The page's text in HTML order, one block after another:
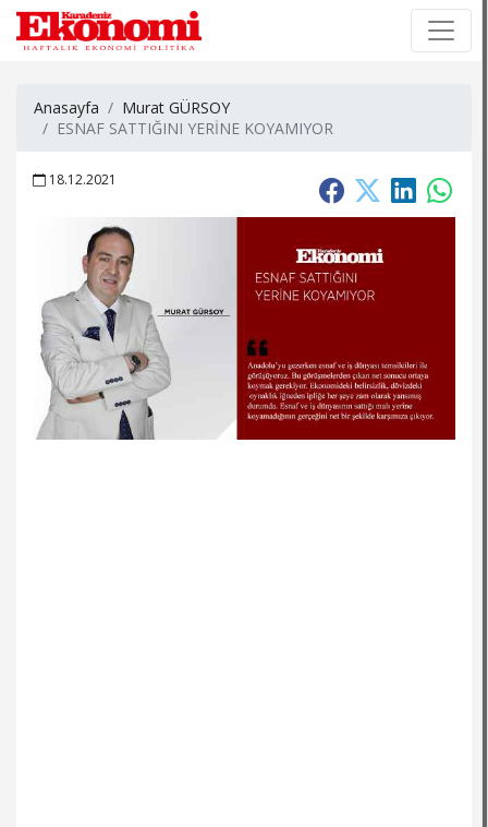
Anasayfa
Murat GÜRSOY
ESNAF SATTIĞINI YERİNE KOYAMIYOR
18.12.2021
×
×